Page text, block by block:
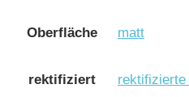
Oberfläche matt
rektifiziert rektifizierte